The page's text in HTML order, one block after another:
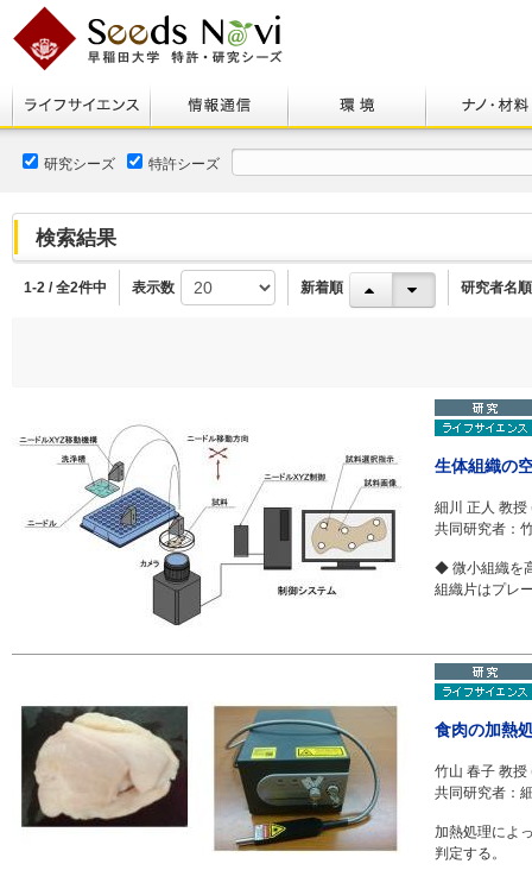
研究シーズ 特許シーズ
検索結果
1-2 / 全2件中 表示数 新着順 研究者名順
生体組織の
細川 正人 教
共同研究者：
◆ 微小組織を
組織片はプレ
食肉の加熱
竹山 春子 教授
共同研究者：
加熱処理によ
判定する。